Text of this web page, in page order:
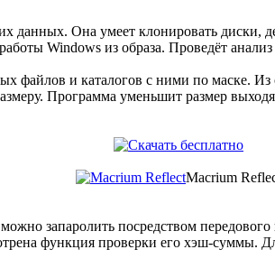
данных. Она умеет клонировать диски,
Windows из образа. Проведёт
и каталогов с ними по маске.
Программа уменьшит размер
Macrium
запаролить посредством
функция проверки его хэш-суммы.